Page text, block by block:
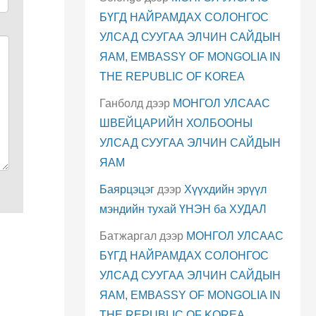
БҮГД НАЙРАМДАХ СОЛОНГОС
УЛСАД СУУГАА ЭЛЧИН САЙДЫН
ЯАМ, EMBASSY OF MONGOLIA IN
THE REPUBLIC OF KOREA
Ганболд дээр МОНГОЛ УЛСААС
ШВЕЙЦАРИЙН ХОЛБООНЫ
УЛСАД СУУГАА ЭЛЧИН САЙДЫН
ЯАМ
Баярцэцэгдээр Хүүхдийн эрүүл
мэндийн тухай ҮНЭН ба ХУДАЛ
Батжаргалдээр МОНГОЛ УЛСААС
БҮГД НАЙРАМДАХ СОЛОНГОС
УЛСАД СУУГАА ЭЛЧИН САЙДЫН
ЯАМ, EMBASSY OF MONGOLIA IN